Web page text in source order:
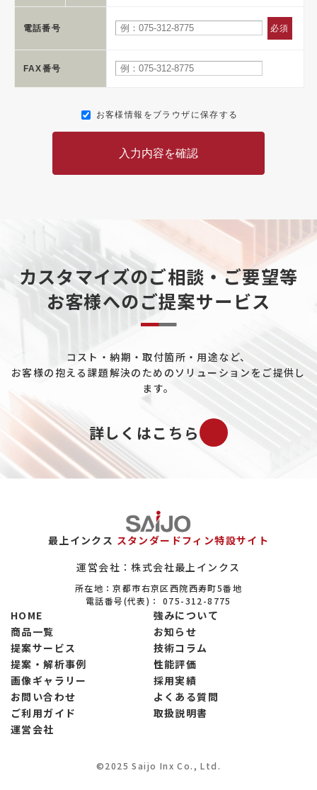
電話番号 必須
FAX番号
お客様情報をブラウザに保存する
入力内容を確認
カスタマイズのご相談・ご要望等
お客様へのご提案サービス
コスト・納期・取付箇所・用途など、
お客様の抱える課題解決のためのソリューションをご提供し
ます。
詳しくはこちら
最上インクス スタンダードフィン特設サイト
運営会社：株式会社最上インクス
所在地：京都市右京区西院西寿町5番地
電話番号(代表)：075-312-8775
HOME
強みについて
商品一覧
お知らせ
提案サービス
技術コラム
提案・解析事例
性能評価
画像ギャラリー
採用実績
お問い合わせ
よくある質問
ご利用ガイド
取扱説明書
運営会社
©2025 Saijo Inx Co., Ltd.